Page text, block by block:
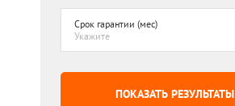
Срок гарантии (мес)
Укажите
ПОКАЗАТЬ РЕЗУЛЬТАТЫ